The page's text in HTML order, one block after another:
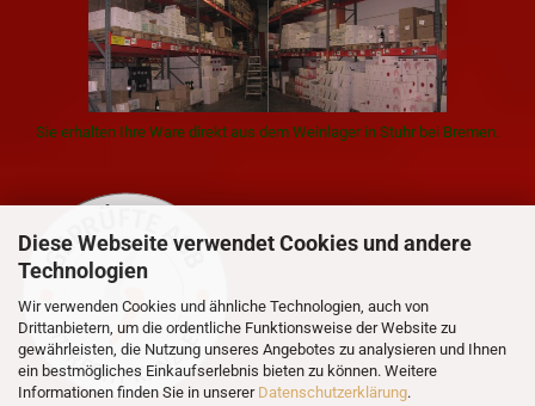
Diese Webseite verwendet Cookies und andere
Technologien
Wir verwenden Cookies und ähnliche Technologien, auch von
Drittanbietern, um die ordentliche Funktionsweise der Website zu
gewährleisten, die Nutzung unseres Angebotes zu analysieren und Ihnen
ein bestmögliches Einkaufserlebnis bieten zu können. Weitere
Informationen finden Sie in unserer Datenschutzerklärung.
Sie erhalten Ihre Ware direkt aus dem Weinlager in Stuhr bei Bremen.